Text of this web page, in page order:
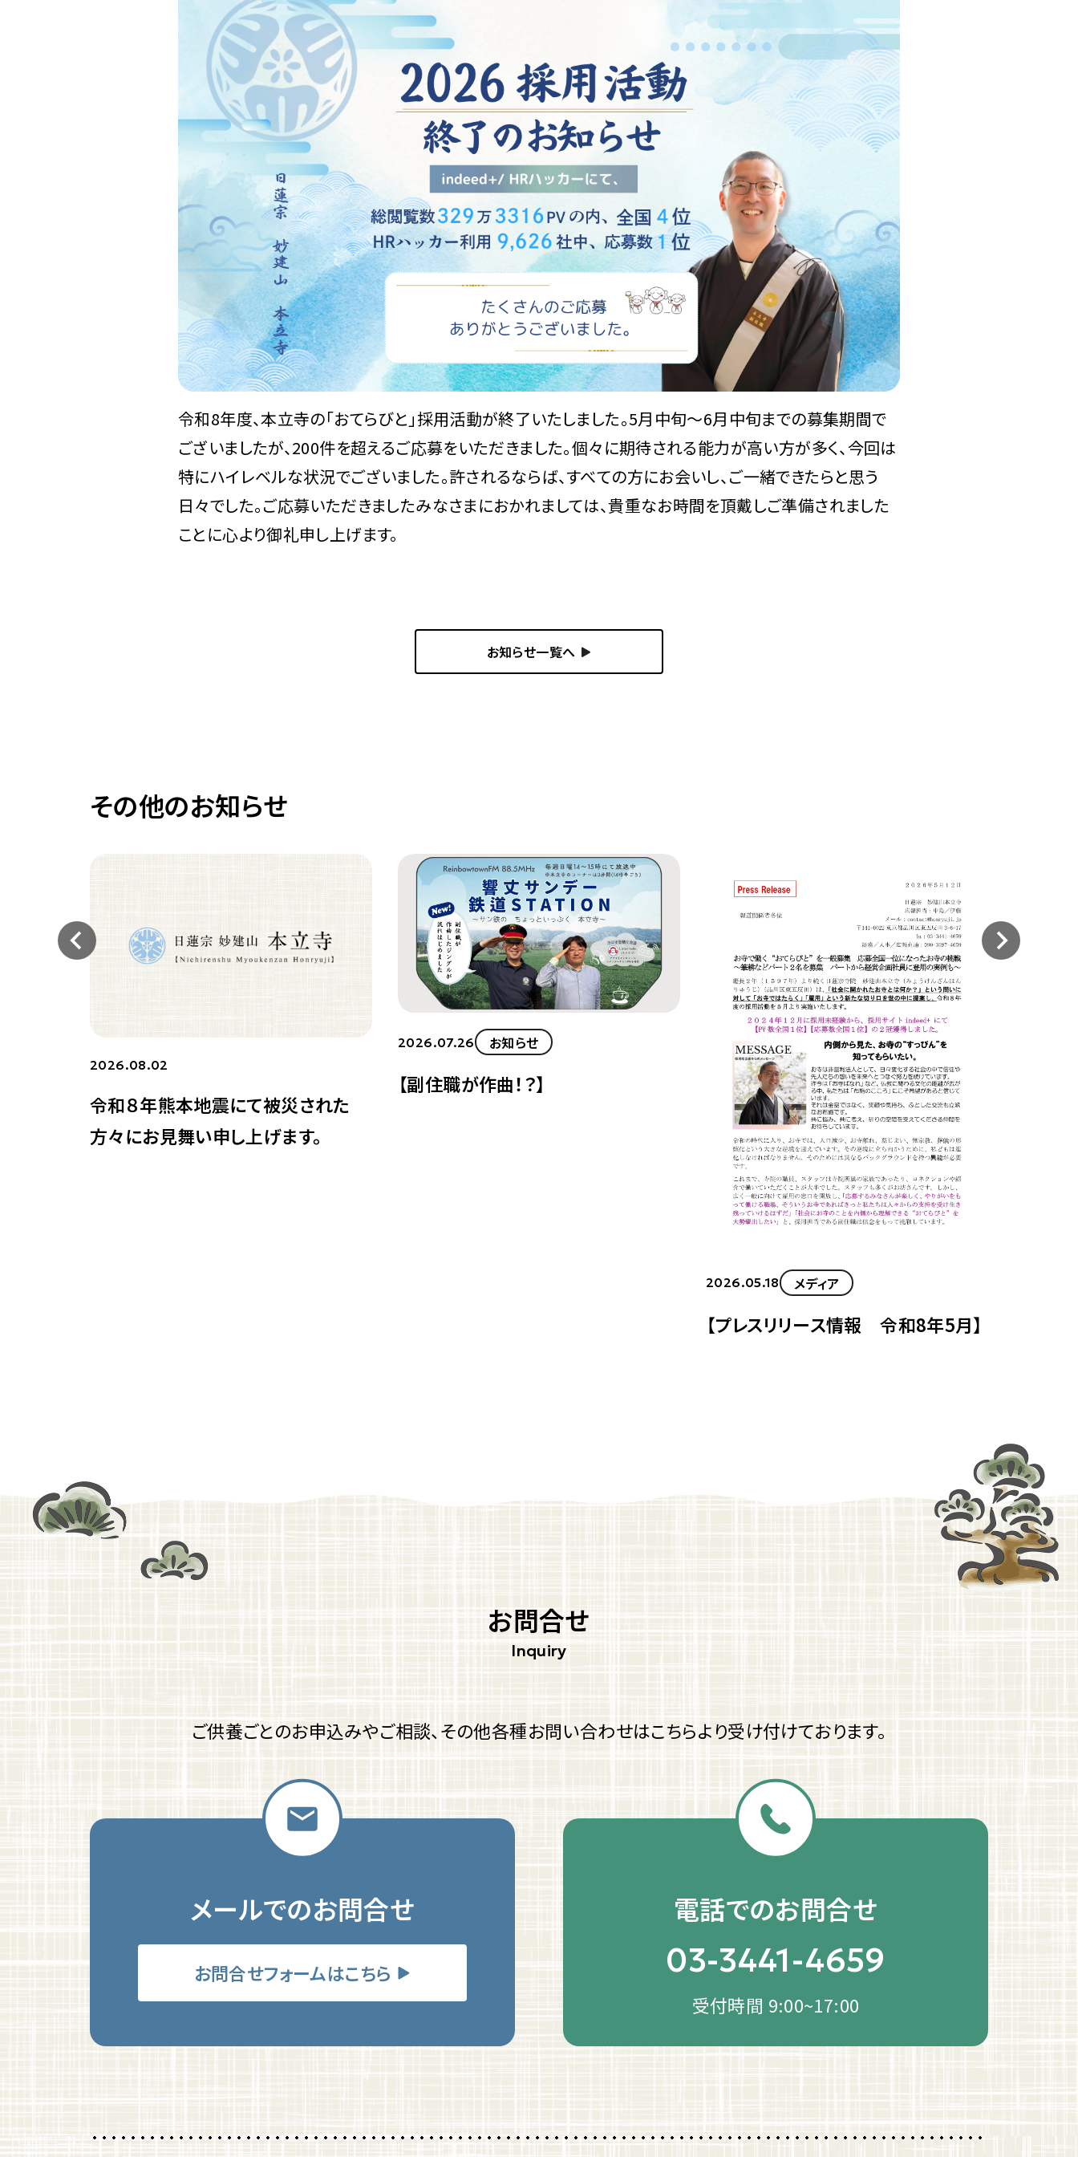
令和8年度、本立寺の「おてらびと」採用活動が終了いたしました。5月中旬～6月中旬までの募集期間で
ございましたが、200件を超えるご応募をいただきました。個々に期待される能力が高い方が多く、今回は
特にハイレベルな状況でございました。許されるならば、すべての方にお会いし、ご一緒できたらと思う
日々でした。ご応募いただきましたみなさまにおかれましては、貴重なお時間を頂戴しご準備されました
ことに心より御礼申し上げます。
お知らせ一覧へ
その他のお知らせ
2026.08.02
令和８年熊本地震にて被災された
方々にお見舞い申し上げます。
2026.07.26 お知らせ
【副住職が作曲！？】
2026.05.18 メディア
【プレスリリース情報 令和8年5月】
お問合せ
ご供養ごとのお申込みやご相談、その他各種お問い合わせはこちらより受け付けております。
メールでのお問合せ
お問合せフォームはこちら
電話でのお問合せ
03-3441-4659
受付時間 9:00~17:00